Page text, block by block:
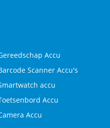
Accu
Scanner Accu's
accu
Accu
Accu